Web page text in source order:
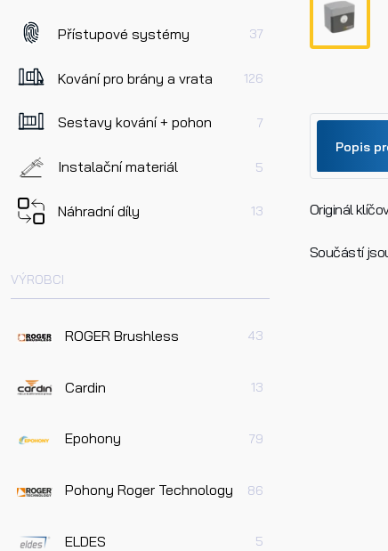
Přístupové systémy 37
Kování pro brány a vrata 126
Sestavy kování + pohon 7
Instalační materiál 5
Náhradní díly 13
VÝROBCI
ROGER Brushless 43
Cardin 13
Epohony 79
Pohony Roger Technology 86
ELDES 5
Popis
Originál
Součástí